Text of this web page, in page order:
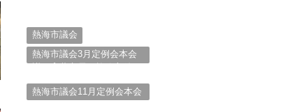
熱海市議会
熱海市議会3月定例会本会
熱海市議会11月定例会本会